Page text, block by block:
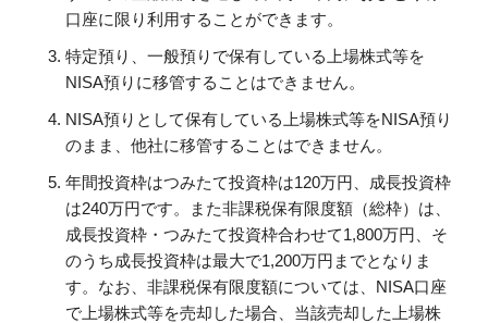
口座に限り利用することができます。
特定預り、一般預りで保有している上場株式等を
NISA預りに移管することはできません。
NISA預りとして保有している上場株式等をNISA預り
のまま、他社に移管することはできません。
年間投資枠はつみたて投資枠は120万円、成長投資枠
は240万円です。また非課税保有限度額（総枠）は、
成長投資枠・つみたて投資枠合わせて1,800万円、そ
のうち成長投資枠は最大で1,200万円までとなりま
す。なお、非課税保有限度額については、NISA口座
で上場株式等を売却した場合、当該売却した上場株